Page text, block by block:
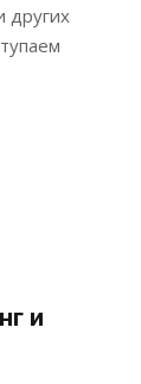
других
и